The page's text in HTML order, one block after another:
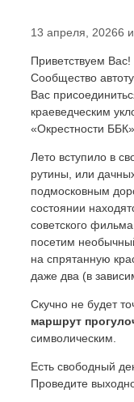
13 апреля, 20266
Приветствуем Вас!
Сообщество
Вас
краеведческим
«Окрестности
Лето вступило в
рутины, или
подмосковным
состоянии
советского
посетим
на спрятанную
даже два (в
Скучно не будет
маршрут
символическим.
Есть свободный
Проведите